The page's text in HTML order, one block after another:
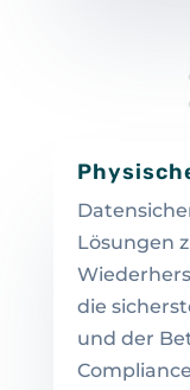
Lösungen
die
und der